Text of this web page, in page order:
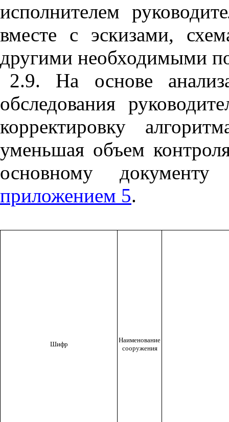
исполнителем
вместе с эскизами,
другими необходимыми
2.9. На основе
обследования
корректировку
уменьшая объем
основному
приложением 5.
Шифр
Наименование
сооружения